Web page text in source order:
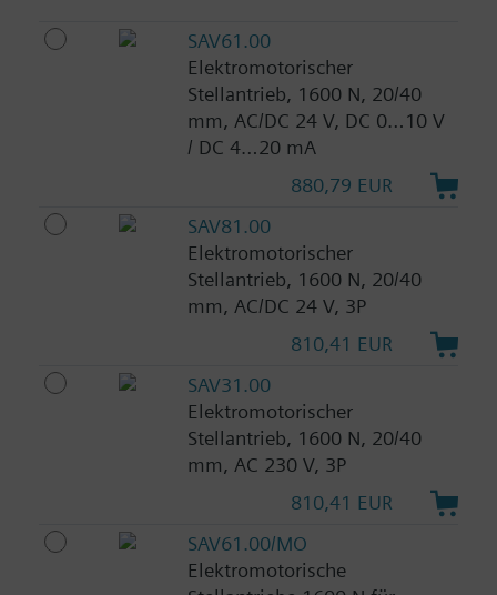
SAV61.00
Elektromotorischer
Stellantrieb, 1600 N, 20/40
mm, AC/DC 24 V, DC 0…10 V
/ DC 4…20 mA
880,79 EUR
SAV81.00
Elektromotorischer
Stellantrieb, 1600 N, 20/40
mm, AC/DC 24 V, 3P
810,41 EUR
SAV31.00
Elektromotorischer
Stellantrieb, 1600 N, 20/40
mm, AC 230 V, 3P
810,41 EUR
SAV61.00/MO
Elektromotorische